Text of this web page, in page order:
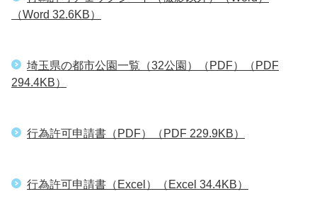
（Word 32.6KB）
埼玉県の都市公園一覧（32公園）（PDF）
（PDF
294.4KB）
行為許可申請書（PDF） （PDF 229.9KB）
行為許可申請書（Excel） （Excel 34.4KB）